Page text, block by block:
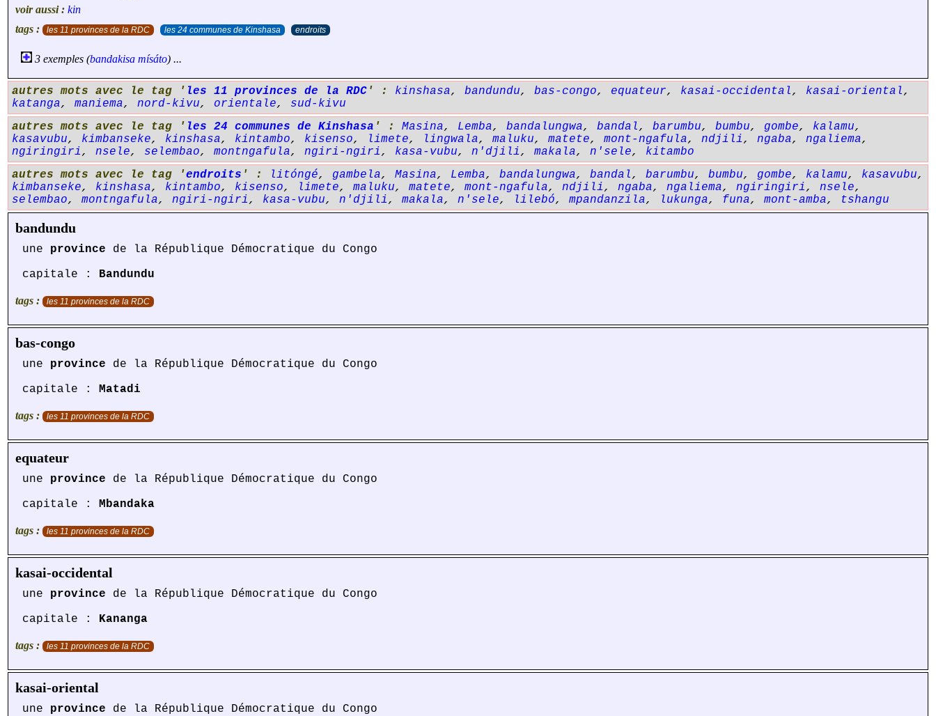
voir aussi : kin
tags :
les 11 provinces de la RDC les 24 communes de Kinshasa endroits
3 exemples (bandakisa mísáto) ...
autres mots avec le tag ' les 11 provinces de la RDC ' : kinshasa, bandundu, bas-congo, equateur, kasai-occidental, kasai-oriental,
katanga, maniema, nord-kivu, orientale, sud-kivu
autres mots avec le tag ' les 24 communes de Kinshasa ' : Masina, Lemba, bandalungwa, bandal, barumbu, bumbu, gombe, kalamu,
kasavubu, kimbanseke, kinshasa, kintambo, kisenso, limete, lingwala, maluku, matete, mont-ngafula, ndjili, ngaba, ngaliema,
ngiringiri, nsele, selembao, montngafula, ngiri-ngiri, kasa-vubu, n'djili, makala, n'sele, kitambo
autres mots avec le tag 'endroits ' : litóngé, gambela, Masina, Lemba, bandalungwa, bandal, barumbu, bumbu, gombe, kalamu, kasavubu,
kimbanseke, kinshasa, kintambo, kisenso, limete, maluku, matete, mont-ngafula, ndjili, ngaba, ngaliema, ngiringiri, nsele,
selembao, montngafula, ngiri-ngiri, kasa-vubu, n'djili, makala, n'sele, lilebó, mpandanzila, lukunga, funa, mont-amba, tshangu
bandundu
une province de la République Démocratique du Congo
capitale : Bandundu
tags : les 11 provinces de la RDC
bas-congo
une province de la République Démocratique du Congo
capitale : Matadi
tags : les 11 provinces de la RDC
equateur
une province de la République Démocratique du Congo
capitale : Mbandaka
tags : les 11 provinces de la RDC
kasai-occidental
une province de la République Démocratique du Congo
capitale : Kananga
tags : les 11 provinces de la RDC
kasai-oriental
une province de la République Démocratique du Congo